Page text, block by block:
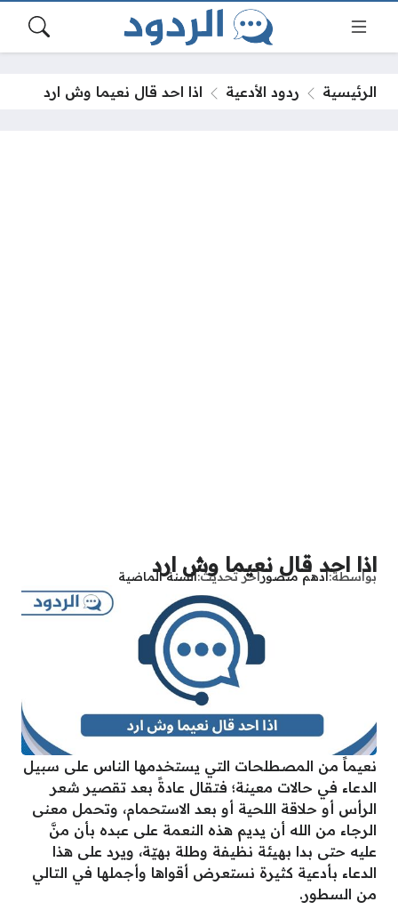
الرئيسية ردود الأدعية اذا احد قال نعيما وش ارد
اذا احد قال نعيما وش ارد
بواسطةأدهم منصورآخر تحديثالسنة الماضية
نعيماً من المصطلحات التي يستخدمها الناس على سبيل
الدعاء في حالات معينة؛ فتقال عادةً بعد تقصير شعر
الرأس أو حلاقة اللحية أو بعد الاستحمام، وتحمل معنى
الرجاء من الله أن يديم هذه النعمة على عبده بأن منَّ
عليه حتى بدا بهيئة نظيفة وطلة بهيّة، ويرد على هذا
الدعاء بأدعية كثيرة نستعرض أقواها وأجملها في التالي
من السطور.